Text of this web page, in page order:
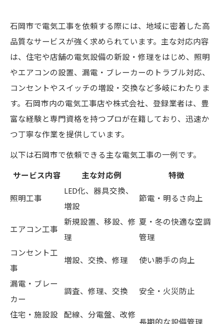
石岡市で電気工事を依頼する際には、地域に密着した高
品質なサービスが強く求められています。主な対応内容
は、住宅や店舗の電気設備の新設・修理をはじめ、照明
やエアコンの設置、漏電・ブレーカーのトラブル対応、
コンセントやスイッチの増設・交換など多岐にわたりま
す。石岡市内の電気工事店や株式会社、登録業者は、豊
富な経験と専門資格を持つプロが在籍しており、迅速か
つ丁寧な作業を提供しています。
以下は石岡市で依頼できる主な電気工事の一例です。
サービス内容
主な対応例
特徴
照明工事
LED化、器具交換、
増設
節電・明るさ向上
エアコン工事
新規設置、移設、修
理
夏・冬の快適な空調
管理
コンセント工
事
増設、交換、修理
使い勝手の向上
漏電・ブレー
カー
調査、修理、交換
安全・火災防止
住宅・施設設 配線、分電盤、改修